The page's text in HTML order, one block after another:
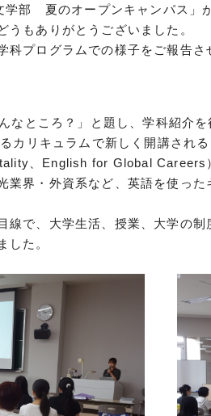
税制上の優遇措置
相続財産によるご寄付
遺贈寄付について
部 夏のオープンキャンパス」
うもありがとうございました。
科プログラムでの様子をご報告さ
なところ？」と題し、学科紹介を
カリキュラムで新しく開講され
、English for Global Careers
業界・外資系など、英語を使っ
線で、大学生活、授業、大学の
した。